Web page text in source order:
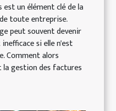
un élément clé de la
toute entreprise.
peut souvent devenir
si elle n'est
Comment alors
gestion des factures